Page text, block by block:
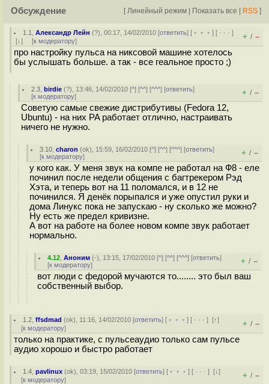
Обсуждение [ Линейный режим | Показать все | RSS ]
1.1 ,Александр Лейн (?), 00:17, 14/02/2010 [ответить] [ ﹢﹢﹢] [ · · ·]
[↓] [к модератору] + / –
про настройку пульса на никсовой машине хотелось
бы услышать больше. а так - все геальное просто ;)
2.3 ,birdie (?), 13:46, 14/02/2010 [^] [^^] [^^^] [ответить]
[к модератору] + / –
Советую самые свежие дистрибутивы (Fedora 12,
Ubuntu) - на них PA работает отлично, настраивать
ничего не нужно.
3.10 ,charon (ok), 15:59, 16/02/2010 [^] [^^] [^^^] [ответить]
[к модератору] + / –
у кого как. У меня звук на компе не работал на Ф8 - еле
починил после недели общения с багтрекером Рэд
Хэта, и теперь вот на 11 поломался, и в 12 не
починился. Я денёк порыпался и уже опустил руки и
дома Линукс пока не запускаю - ну сколько же можно?
Ну есть же предел кривизне.
А вот на работе на более новом компе звук работает
нормально.
4.12 ,Аноним (-), 13:15, 17/02/2010 [^] [^^] [^^^] [ответить]
[к модератору] + / –
вот люди с федорой мучаются то........ это был ваш
собственный выбор.
1.2 ,ffsdmad (ok), 11:16, 14/02/2010 [ответить] [ ﹢﹢﹢] [ · · ·][↑]
[к модератору] + / –
только на практике, с пульсеаудио только сам пульсе
аудио хорошо и быстро работает
1.4 ,pavlinux (ok), 03:19, 15/02/2010 [ответить] [ ﹢﹢﹢] [ · · ·][↓]
[к модератору] + / –